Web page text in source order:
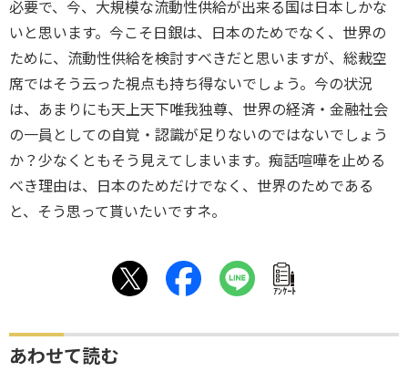
必要で、今、大規模な流動性供給が出来る国は日本しかな
いと思います。今こそ日銀は、日本のためでなく、世界の
ために、流動性供給を検討すべきだと思いますが、総裁空
席ではそう云った視点も持ち得ないでしょう。今の状況
は、あまりにも天上天下唯我独尊、世界の経済・金融社会
の一員としての自覚・認識が足りないのではないでしょう
か？少なくともそう見えてしまいます。痴話喧嘩を止める
べき理由は、日本のためだけでなく、世界のためである
と、そう思って貰いたいですネ。
ｱﾝｹｰﾄ
あわせて読む